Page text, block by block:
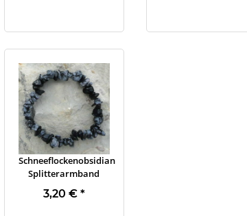
Schneeflockenobsidian
Splitterarmband
3,20 € *